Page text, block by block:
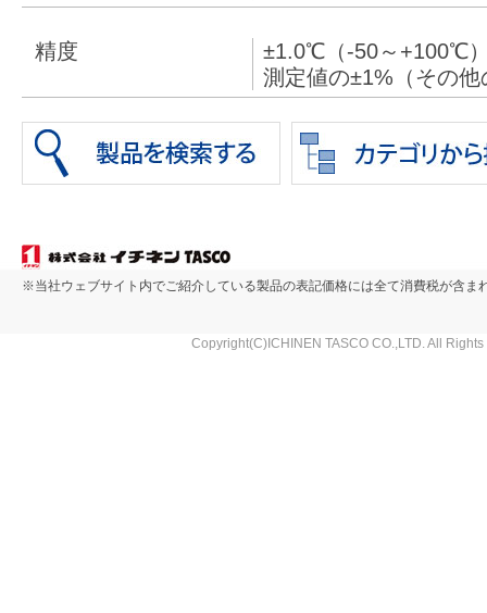
精度
±1.0℃（-50～+100℃
測定値の±1%（その他
※当社ウェブサイト内でご紹介している製品の表記価格には全て消費税が含ま
Copyright(C)ICHINEN TASCO CO.,LTD. All